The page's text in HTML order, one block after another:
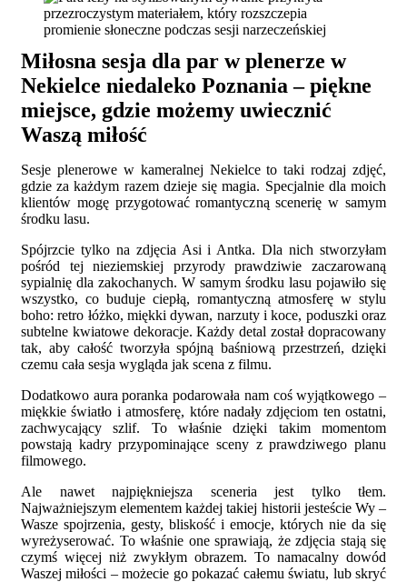
Miłosna sesja dla par w plenerze w
Nekielce niedaleko Poznania – piękne
miejsce, gdzie możemy uwiecznić
Waszą miłość
Sesje plenerowe w kameralnej Nekielce to taki rodzaj zdjęć,
gdzie za każdym razem dzieje się magia. Specjalnie dla moich
klientów mogę przygotować romantyczną scenerię w samym
środku lasu.
Spójrzcie tylko na zdjęcia Asi i Antka. Dla nich stworzyłam
pośród tej nieziemskiej przyrody prawdziwie zaczarowaną
sypialnię dla zakochanych. W samym środku lasu pojawiło się
wszystko, co buduje ciepłą, romantyczną atmosferę w stylu
boho: retro łóżko, miękki dywan, narzuty i koce, poduszki oraz
subtelne kwiatowe dekoracje. Każdy detal został dopracowany
tak, aby całość tworzyła spójną baśniową przestrzeń, dzięki
czemu cała sesja wygląda jak scena z filmu.
Dodatkowo aura poranka podarowała nam coś wyjątkowego –
miękkie światło i atmosferę, które nadały zdjęciom ten ostatni,
zachwycający szlif. To właśnie dzięki takim momentom
powstają kadry przypominające sceny z prawdziwego planu
filmowego.
Ale nawet najpiękniejsza sceneria jest tylko tłem.
Najważniejszym elementem każdej takiej historii jesteście Wy –
Wasze spojrzenia, gesty, bliskość i emocje, których nie da się
wyreżyserować. To właśnie one sprawiają, że zdjęcia stają się
czymś więcej niż zwykłym obrazem. To namacalny dowód
Waszej miłości – możecie go pokazać całemu światu, lub skryć